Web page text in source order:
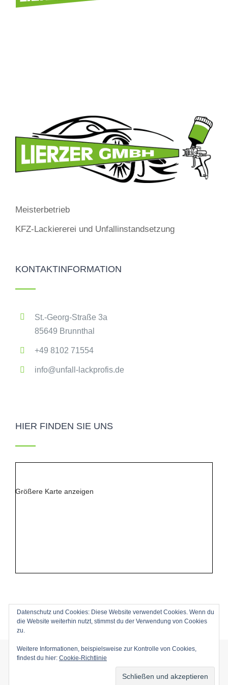
Meisterbetrieb
KFZ-Lackiererei und Unfallinstandsetzung
KONTAKTINFORMATION
St.-Georg-Straße 3a
85649 Brunnthal
+49 8102 71554
info@unfall-lackprofis.de
Datenschutz und Cookies: Diese Website verwendet Cookies. Wenn du
die Website weiterhin nutzt, stimmst du der Verwendung von Cookies
zu.
Weitere Informationen, beispielsweise zur Kontrolle von Cookies,
findest du hier: Cookie-Richtlinie
HIER FINDEN SIE UNS
Größere Karte anzeigen
© Copyright 2016 -2026 | Lierzer GmbH | All Rights
Datenschutz |Disclaimer